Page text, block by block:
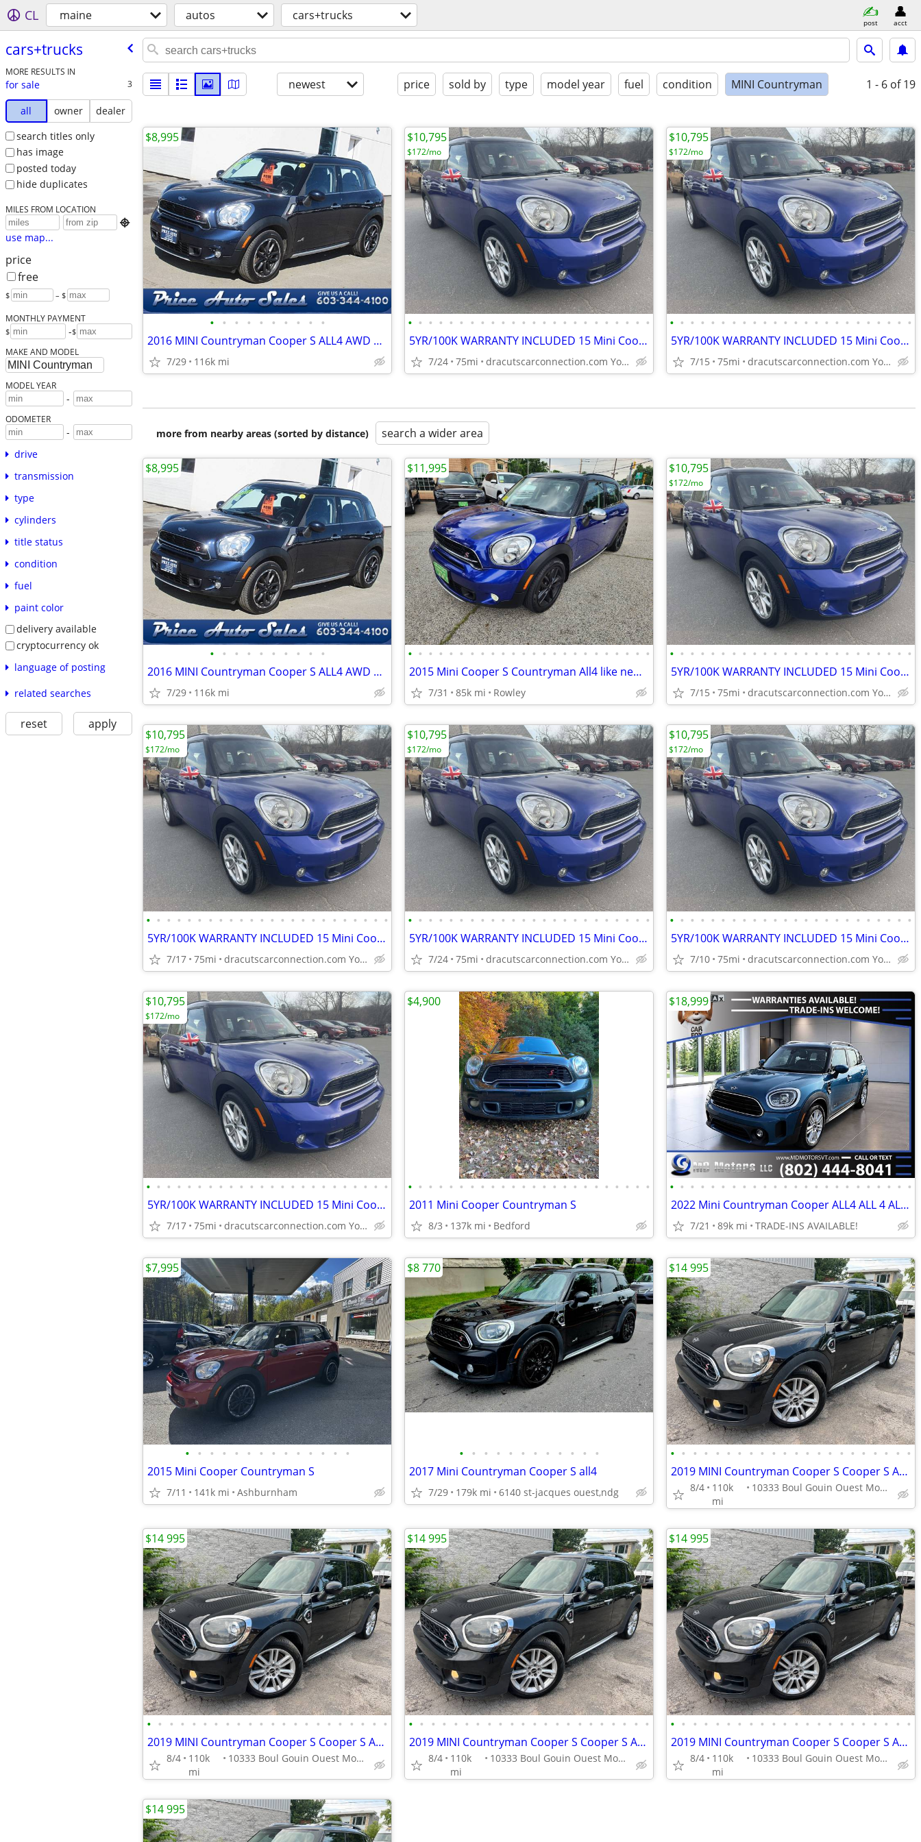
CL maine autos cars+trucks post acct
cars+trucks
MORE RESULTS IN
for sale 3
all owner
dealer
search titles only
has image
posted today
hide duplicates
MILES FROM LOCATION

use map...
price
free
$ – $
MONTHLY PAYMENT
$ -$
MAKE AND MODEL
MODEL YEAR
-
ODOMETER
-
drive
transmission
type
cylinders
title status
condition
fuel
paint color
delivery available
cryptocurrency ok
language of posting
related searches
reset apply
newest price sold by type model year fuel condition MINI Countryman 1 - 6 of 19
• • • • • • • • • •
2016 MINI Countryman Cooper S ALL4 AWD 4dr Crossover
7/29 116k mi
$8,995
• • • • • • • • • • • • • • • • • • • • • • • •
5YR/100K WARRANTY INCLUDED 15 Mini Cooper Countryman S w/Only 75K! NAV
7/24 75mi dracutscarconnection.com You're Approved! $1500 Down $43/W
$10,795
$172/mo
• • • • • • • • • • • • • • • • • • • • • • • •
5YR/100K WARRANTY INCLUDED 15 Mini Cooper Countryman S w/Only 75K! NAV
7/15 75mi dracutscarconnection.com You're Approved! $1500 Down $43/W
$10,795
$172/mo
more from nearby areas (sorted by distance) search a wider area
• • • • • • • • • •
2016 MINI Countryman Cooper S ALL4 AWD 4dr Crossover
7/29 116k mi
$8,995
• • • • • • • • • • • • • • • • • • • • • • • •
2015 Mini Cooper S Countryman All4 like new 85k miles clean Carfax
7/31 85k mi Rowley
$11,995
• • • • • • • • • • • • • • • • • • • • • • • •
5YR/100K WARRANTY INCLUDED 15 Mini Cooper Countryman S w/Only 75K! NAV
7/15 75mi dracutscarconnection.com You're Approved! $1500 Down $43/W
$10,795
$172/mo
• • • • • • • • • • • • • • • • • • • • • • • •
5YR/100K WARRANTY INCLUDED 15 Mini Cooper Countryman S w/Only 75K! NAV
7/17 75mi dracutscarconnection.com You're Approved! $1500 Down $43/W
$10,795
$172/mo
• • • • • • • • • • • • • • • • • • • • • • • •
5YR/100K WARRANTY INCLUDED 15 Mini Cooper Countryman S w/Only 75K! NAV
7/24 75mi dracutscarconnection.com You're Approved! $1500 Down $43/W
$10,795
$172/mo
• • • • • • • • • • • • • • • • • • • • • • • •
5YR/100K WARRANTY INCLUDED 15 Mini Cooper Countryman S w/Only 75K! NAV
7/10 75mi dracutscarconnection.com You're Approved! $1500 Down $43/W
$10,795
$172/mo
• • • • • • • • • • • • • • • • • • • • • • • •
5YR/100K WARRANTY INCLUDED 15 Mini Cooper Countryman S w/Only 75K! NAV
7/17 75mi dracutscarconnection.com You're Approved! $1500 Down $43/W
$10,795
$172/mo
• • • • • • • • • • • • • • • • • • • • • • • •
2011 Mini Cooper Countryman S
8/3 137k mi Bedford
$4,900
• • • • • • • • • • • • • • • • • • • • • • • •
2022 Mini Countryman Cooper ALL4 ALL 4 ALL-4 AWDCrossover FOR ONLY $18
7/21 89k mi TRADE-INS AVAILABLE!
$18,999
• • • • • • • • • • • • • •
2015 Mini Cooper Countryman S
7/11 141k mi Ashburnham
$7,995
• • • • • • • • • • • •
2017 Mini Countryman Cooper S all4
7/29 179k mi 6140 st-jacques ouest,ndg
$8 770
• • • • • • • • • • • • • • • • • • • • • •
2019 MINI Countryman Cooper S Cooper S ALL4
8/4
110k
mi
10333 Boul Gouin Ouest Montreal
$14 995
• • • • • • • • • • • • • • • • • • • • • •
2019 MINI Countryman Cooper S Cooper S ALL4
8/4
110k
mi
10333 Boul Gouin Ouest Montreal
$14 995
• • • • • • • • • • • • • • • • • • • • • •
2019 MINI Countryman Cooper S Cooper S ALL4
8/4
110k
mi
10333 Boul Gouin Ouest Montreal
$14 995
• • • • • • • • • • • • • • • • • • • • • •
2019 MINI Countryman Cooper S Cooper S ALL4
8/4
110k
mi
10333 Boul Gouin Ouest Montreal
$14 995
$14 995